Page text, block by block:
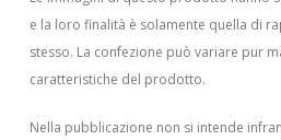
e la loro finalità è solamente quella di
stesso. La confezione può variare pur
caratteristiche del prodotto.
Nella pubblicazione non si intende